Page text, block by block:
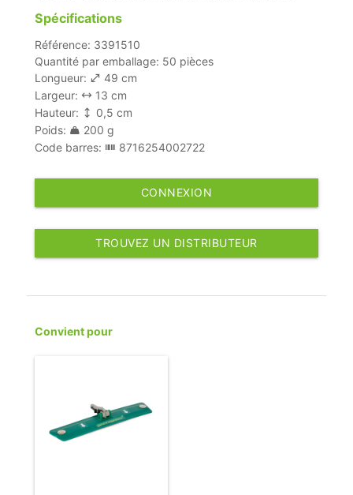
Spécifications
Référence: 3391510
Quantité par emballage: 50 pièces
Longueur:
49 cm
Largeur:
13 cm
Hauteur:
0,5 cm
Poids:
200 g
Code barres:
8716254002722
CONNEXION
TROUVEZ UN DISTRIBUTEUR
Convient pour